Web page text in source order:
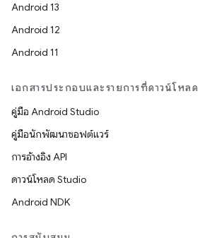
Android 13
Android 12
Android 11
เอกสารประกอบและรายการที่ดาวน์โหลด
คู่มือ Android Studio
คู่มือนักพัฒนาซอฟต์แวร์
การอ้างอิง API
ดาวน์โหลด Studio
Android NDK